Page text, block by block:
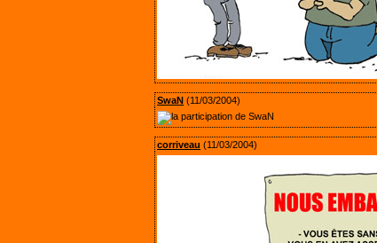
SwaN (11/03/2004)
corriveau (11/03/2004)